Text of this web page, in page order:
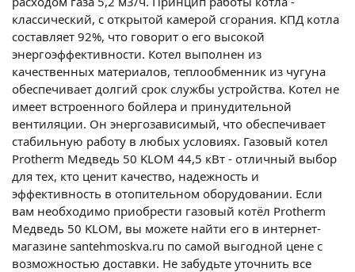
классический, с открытой камерой сгорания. КПД котла
составляет 92%, что говорит о его высокой
энергоэффективности. Котел выполнен из
качественных материалов, теплообменник из чугуна
обеспечивает долгий срок службы устройства. Котел не
имеет встроенного бойлера и принудительной
вентиляции. Он энергозависимый, что обеспечивает
стабильную работу в любых условиях. Газовый котел
Protherm Медведь 50 KLOM 44,5 кВт - отличный выбор
для тех, кто ценит качество, надежность и
эффективность в отопительном оборудовании. Если
вам необходимо приобрести газовый котёл Protherm
Медведь 50 KLOM, вы можете найти его в интернет-
магазине santehmoskva.ru по самой выгодной цене с
возможностью доставки. Не забудьте уточнить все